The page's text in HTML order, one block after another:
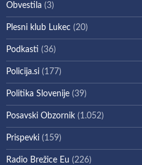
Obvestila (3)
Plesni klub Lukec (20)
Podkasti (36)
Policija.si (177)
Politika Slovenije (39)
Posavski Obzornik (1.052)
Prispevki (159)
Radio Brežice Eu (226)